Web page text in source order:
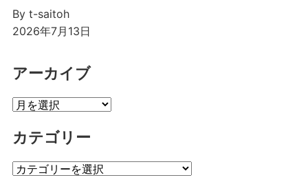
By t-saitoh
2026年7月13日
アーカイブ
ア
カ
ブ
カテゴリー
カ